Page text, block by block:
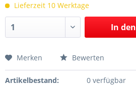
Lieferzeit 10 Werktage
In den
Merken Bewerten
Artikelbestand:
0 verfügbar